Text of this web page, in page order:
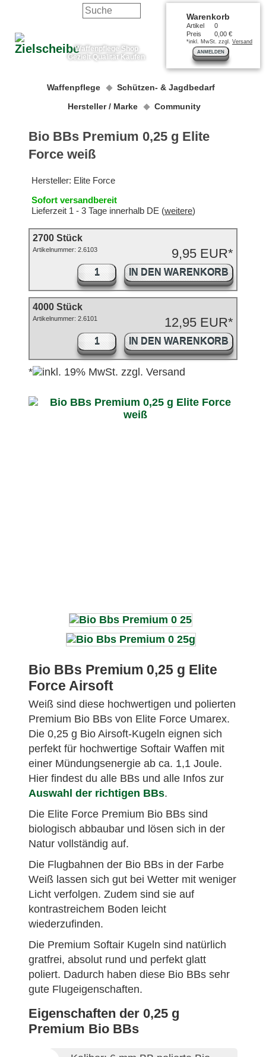
Waffenpflege Shop
Gezielt Qualität Kaufen
Warenkorb
Artikel
0
Preis
0,00 €
*inkl. MwSt. zzgl. Versand
ANMELDEN
Waffenpflege
Schützen- & Jagdbedarf
Hersteller / Marke
Community
Bio BBs Premium 0,25 g Elite
Force weiß
Hersteller: Elite Force
Sofort versandbereit
Lieferzeit 1 - 3 Tage innerhalb DE (weitere)
2700 Stück
9,95 EUR*
Artikelnummer: 2.6103
IN DEN WARENKORB
4000 Stück
12,95 EUR*
Artikelnummer: 2.6101
IN DEN WARENKORB
*
Bio BBs Premium 0,25 g Elite
Force Airsoft
Weiß sind diese hochwertigen und polierten
Premium Bio BBs von Elite Force Umarex.
Die 0,25 g Bio Airsoft-Kugeln eignen sich
perfekt für hochwertige Softair Waffen mit
einer Mündungsenergie ab ca. 1,1 Joule.
Hier findest du alle BBs und alle Infos zur
Auswahl der richtigen BBs.
Die Elite Force Premium Bio BBs sind
biologisch abbaubar und lösen sich in der
Natur vollständig auf.
Die Flugbahnen der Bio BBs in der Farbe
Weiß lassen sich gut bei Wetter mit weniger
Licht verfolgen. Zudem sind sie auf
kontrastreichem Boden leicht
wiederzufinden.
Die Premium Softair Kugeln sind natürlich
gratfrei, absolut rund und perfekt glatt
poliert. Dadurch haben diese Bio BBs sehr
gute Flugeigenschaften.
Eigenschaften der 0,25 g
Premium Bio BBs